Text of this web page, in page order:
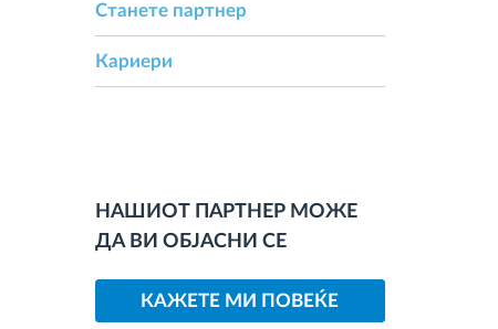
Станете партнер
Кариери
НАШИОТ ПАРТНЕР МОЖЕ
ДА ВИ ОБЈАСНИ СЕ
КАЖЕТЕ МИ ПОВЕЌЕ